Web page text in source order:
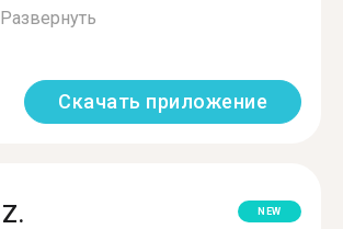
Развернуть
Скачать приложение
Z. NEW